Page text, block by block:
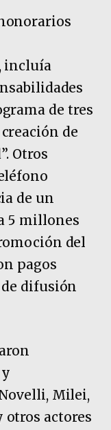
incluía
de tres
de
Otros
de un
5 millones
del
pagos
de difusión
Milei,
otros actores